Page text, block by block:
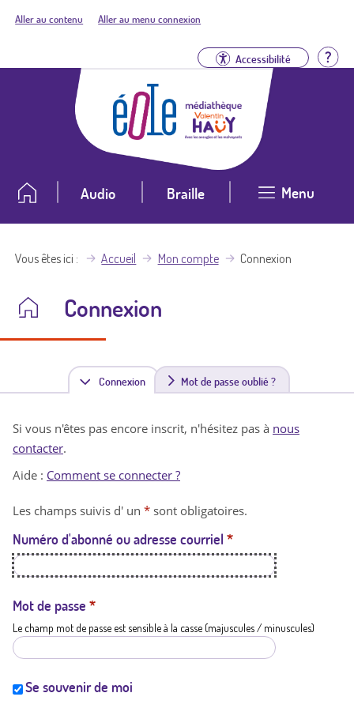
Aller au contenu Aller au menu connexion
Accessibilité
Audio Braille Menu
Vous êtes ici Accueil Mon compte Connexion
Connexion
Connexion(
n
t
a
t
i
Mot de passe oublié ?
Si vous n'êtes pas encore inscrit, n'hésitez pas à nous
contacter.
Aide : Comment se connecter ?
Les champs suivis d' un * sont obligatoires.
Numéro d'abonné ou adresse courriel *
Mot de passe *
Le champ mot de passe est sensible à la casse (majuscules / minuscules)
Se souvenir de moi